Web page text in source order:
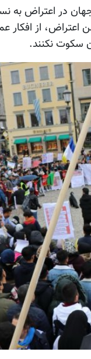
در اعتراض به
از افکار
سکوت نکنند.